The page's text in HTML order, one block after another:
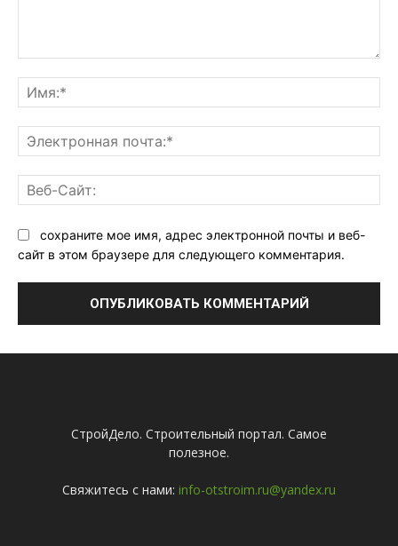
сохраните мое имя, адрес электронной почты и веб-
сайт в этом браузере для следующего комментария.
СтройДело. Строительный портал. Самое
полезное.
Свяжитесь с нами: info-otstroim.ru@yandex.ru